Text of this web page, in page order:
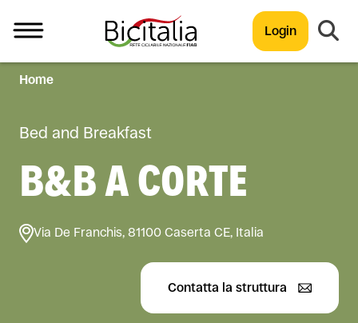
Login
TUTTO
Home
Bed and Breakfast
B&B A CORTE
Via De Franchis, 81100 Caserta CE, Italia
Contatta la struttura